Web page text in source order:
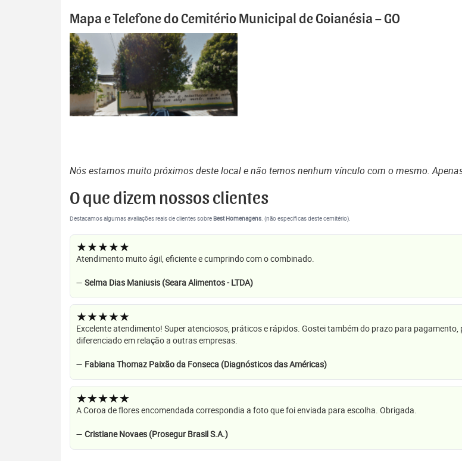
Mapa e Telefone do Cemitério Municipal de Goianésia – GO
Nós estamos muito próximos deste local e não temos nenhum vínculo com o mesmo.
O que dizem nossos clientes
Destacamos algumas avaliações reais de clientes sobreBest Homenagens. (não específicas deste cemitério).
★★★★★
Atendimento muito ágil, eficiente e cumprindo com o combinado.
— Selma Dias Maniusis (Seara Alimentos - LTDA)
★★★★★
Excelente atendimento! Super atenciosos, práticos e rápidos. Gostei também do prazo para
diferenciado em relação a outras empresas.
— Fabiana Thomaz Paixão da Fonseca (Diagnósticos das Américas)
★★★★★
A Coroa de flores encomendada correspondia a foto que foi enviada para escolha. Obrigada.
— Cristiane Novaes (Prosegur Brasil S.A.)